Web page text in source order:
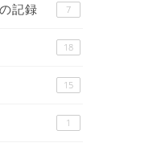
記録 7
18
15
1